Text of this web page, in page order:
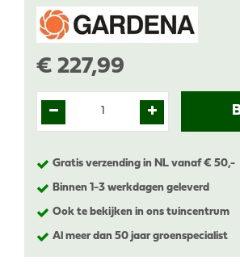
€ 227,99
Gratis verzending in NL vanaf € 50,-
Binnen 1-3 werkdagen geleverd
Ook te bekijken in ons tuincentrum
Al meer dan 50 jaar groenspecialist